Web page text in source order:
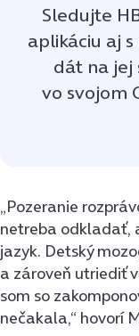
Sledujte
aplikáciu aj
dát na jej
vo svojom
„Pozeranie
netreba odkladať,
jazyk. Detský
a zároveň utriediť
som so
nečakala,“ hovorí